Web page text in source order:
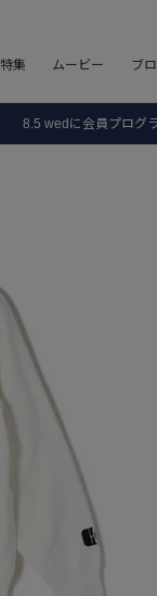
特集 ムービー ブ
8.5 wedに会員プログ
8.5 wedに会員プログ